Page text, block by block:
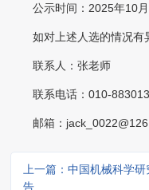
公示时间： 2025年10月
如对上述人选的情况
联系人：张老师
联系电话：010-88301
邮箱：
上一篇：中国机械科学
告